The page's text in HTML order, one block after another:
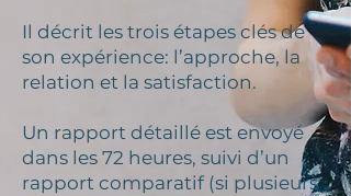
Il décrit les trois étapes clés de
son expérience: l’approche, la
relation et la satisfaction.
Un rapport détaillé est envoyé
dans les 72 heures, suivi d’un
rapport comparatif (si plusieurs